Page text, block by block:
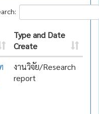
Type and Date
Create
งานวิจัย/Research
report